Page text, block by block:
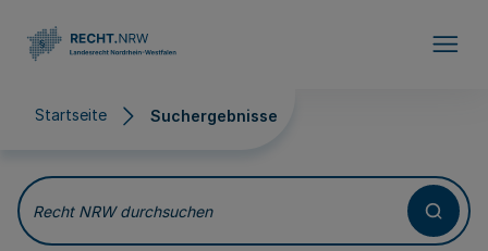
Startseite Suchergebnisse
Suchergebnisse
Recht NRW durchsuchen